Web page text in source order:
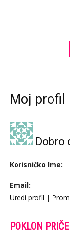
Moj profil
Dobro
Korisničko Ime:
Email:
Uredi profil |
POKLON PRIČE